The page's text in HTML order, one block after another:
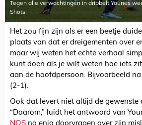
Tegen alle verwachtingen in dribbelt Younes
Shots
Het zou fijn zijn als er een beetje
plaats van dat er dreigementen over
maar wij weten het echte verhaal
kunt doen als je wilt weten hoe iets
aan de hoofdpersoon. Bijvoorbeeld
(2-1).
Ook dat levert niet altijd de gewenste
“Daarom,” luidt het antwoord van